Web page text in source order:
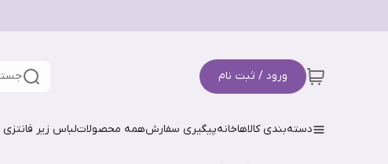
ورود / ثبت نام
دسته‌بندی کالاهاخانهپیگیری سفارشهمه محصولاتلباس زیر فانتزی